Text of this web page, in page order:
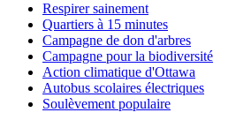
Respirer sainement
Quartiers à 15 minutes
Campagne de don d'arbres
Campagne pour la biodiversité
Action climatique d'Ottawa
Autobus scolaires électriques
Soulèvement populaire